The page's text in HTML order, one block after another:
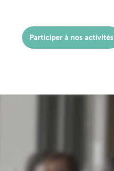
Participer à nos activités